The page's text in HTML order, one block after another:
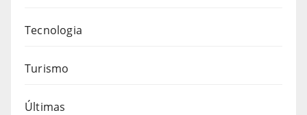
Tecnologia
Turismo
Últimas